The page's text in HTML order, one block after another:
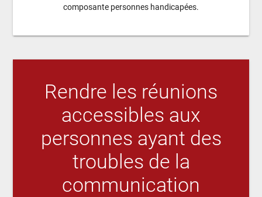
composante personnes handicapées.
Rendre les réunions
accessibles aux
personnes ayant des
troubles de la
communication